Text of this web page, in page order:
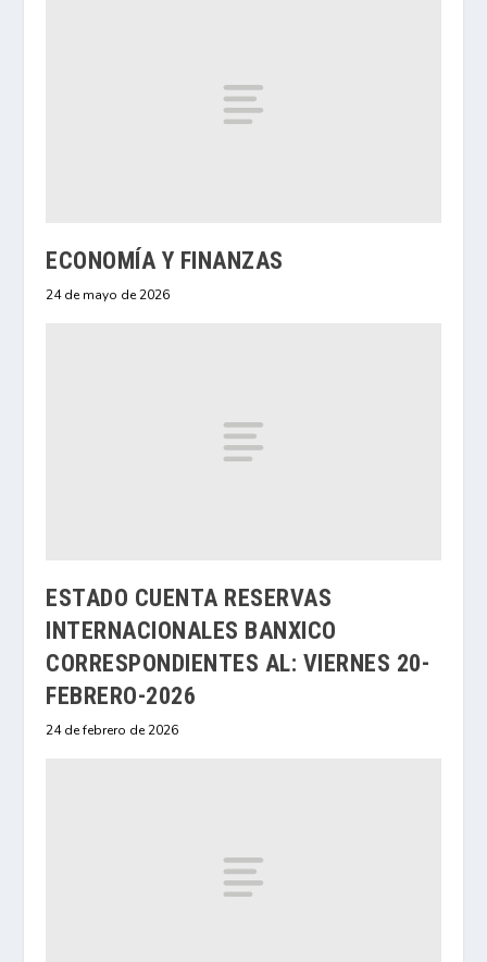
ECONOMÍA Y FINANZAS
24 de mayo de 2026
ESTADO CUENTA RESERVAS
INTERNACIONALES BANXICO
CORRESPONDIENTES AL: VIERNES 20-
FEBRERO-2026
24 de febrero de 2026